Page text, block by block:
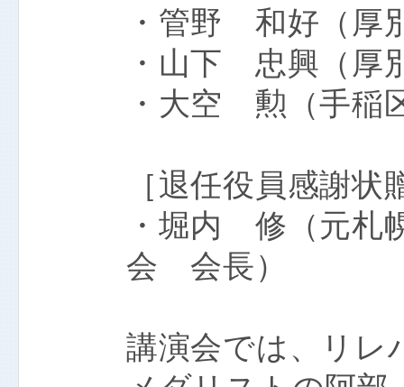
・管野 和好（厚
・山下 忠興（厚
・大空 勲（手稲
［退任役員感謝状
・堀内 修（元札
会 会長）
講演会では、リレ